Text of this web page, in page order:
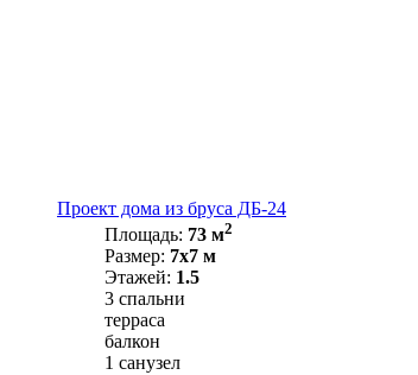
Проект дома из бруса ДБ-24
Площадь: 73 м2
Размер: 7х7 м
Этажей: 1.5
3 спальни
терраса
балкон
1 санузел